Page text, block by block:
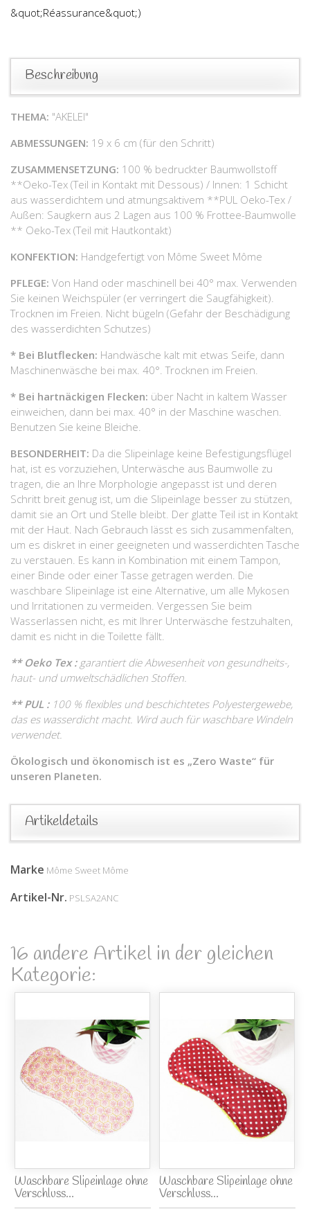
&quot;Réassurance&quot;)
Beschreibung
THEMA: "AKELEI"
ABMESSUNGEN: 19 x 6 cm (für den Schritt)
ZUSAMMENSETZUNG: 100 % bedruckter Baumwollstoff
**Oeko-Tex (Teil in Kontakt mit Dessous) / Innen: 1 Schicht
aus wasserdichtem und atmungsaktivem **PUL Oeko-Tex /
Außen: Saugkern aus 2 Lagen aus 100 % Frottee-Baumwolle
** Oeko-Tex (Teil mit Hautkontakt)
KONFEKTION: Handgefertigt von Môme Sweet Môme
PFLEGE: Von Hand oder maschinell bei 40° max. Verwenden
Sie keinen Weichspüler (er verringert die Saugfähigkeit).
Trocknen im Freien. Nicht bügeln (Gefahr der Beschädigung
des wasserdichten Schutzes)
* Bei Blutflecken: Handwäsche kalt mit etwas Seife, dann
Maschinenwäsche bei max. 40°. Trocknen im Freien.
* Bei hartnäckigen Flecken: über Nacht in kaltem Wasser
einweichen, dann bei max. 40° in der Maschine waschen.
Benutzen Sie keine Bleiche.
BESONDERHEIT: Da die Slipeinlage keine Befestigungsflügel
hat, ist es vorzuziehen, Unterwäsche aus Baumwolle zu
tragen, die an Ihre Morphologie angepasst ist und deren
Schritt breit genug ist, um die Slipeinlage besser zu stützen,
damit sie an Ort und Stelle bleibt. Der glatte Teil ist in Kontakt
mit der Haut. Nach Gebrauch lässt es sich zusammenfalten,
um es diskret in einer geeigneten und wasserdichten Tasche
zu verstauen. Es kann in Kombination mit einem Tampon,
einer Binde oder einer Tasse getragen werden. Die
waschbare Slipeinlage ist eine Alternative, um alle Mykosen
und Irritationen zu vermeiden. Vergessen Sie beim
Wasserlassen nicht, es mit Ihrer Unterwäsche festzuhalten,
damit es nicht in die Toilette fällt.
** Oeko Tex :garantiert die Abwesenheit von gesundheits-,
haut- und umweltschädlichen Stoffen.
** PUL : 100 % flexibles und beschichtetes Polyestergewebe,
das es wasserdicht macht. Wird auch für waschbare Windeln
verwendet.
Ökologisch und ökonomisch ist es „Zero Waste“ für
unseren Planeten.
Artikeldetails
Marke Môme Sweet Môme
Artikel-Nr. PSLSA2ANC
16 andere Artikel in der gleichen
Kategorie:
Waschbare Slipeinlage ohne
Verschluss...
Waschbare Slipeinlage ohne
Verschluss...